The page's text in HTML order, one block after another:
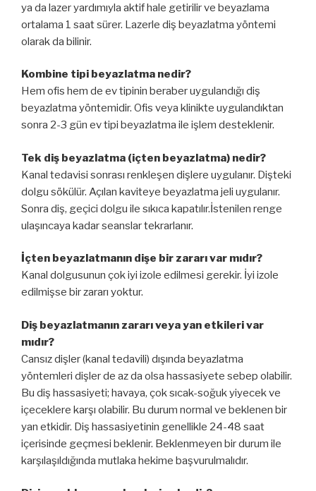
ya da lazer yardımıyla aktif hale getirilir ve beyazlama
ortalama 1 saat sürer. Lazerle diş beyazlatma yöntemi
olarak da bilinir.
Kombine tipi beyazlatma nedir?
Hem ofis hem de ev tipinin beraber uygulandığı diş
beyazlatma yöntemidir. Ofis veya klinikte uygulandıktan
sonra 2-3 gün ev tipi beyazlatma ile işlem desteklenir.
Tek diş beyazlatma (içten beyazlatma) nedir?
Kanal tedavisi sonrası renkleşen dişlere uygulanır. Dişteki
dolgu sökülür. Açılan kaviteye beyazlatma jeli uygulanır.
Sonra diş, geçici dolgu ile sıkıca kapatılır.İstenilen renge
ulaşıncaya kadar seanslar tekrarlanır.
İçten beyazlatmanın dişe bir zararı var mıdır?
Kanal dolgusunun çok iyi izole edilmesi gerekir. İyi izole
edilmişse bir zararı yoktur.
Diş beyazlatmanın zararı veya yan etkileri var
mıdır?
Cansız dişler (kanal tedavili) dışında beyazlatma
yöntemleri dişler de az da olsa hassasiyete sebep olabilir.
Bu diş hassasiyeti; havaya, çok sıcak-soğuk yiyecek ve
içeceklere karşı olabilir. Bu durum normal ve beklenen bir
yan etkidir. Diş hassasiyetinin genellikle 24-48 saat
içerisinde geçmesi beklenir. Beklenmeyen bir durum ile
karşılaşıldığında mutlaka hekime başvurulmalıdır.